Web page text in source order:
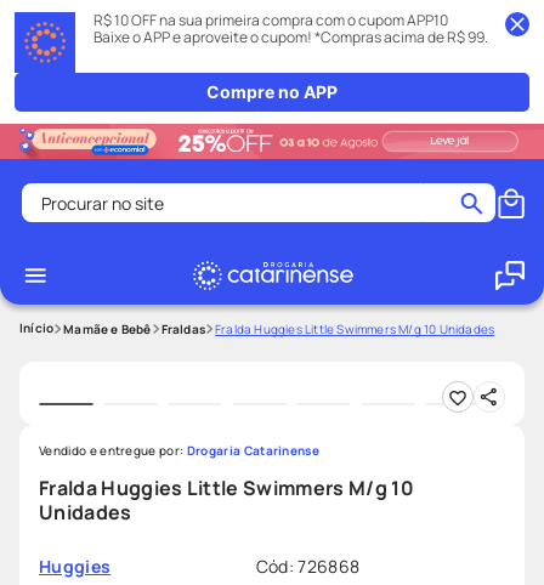
R$ 10 OFF na sua primeira compra com o cupom APP10
Baixe o APP e aproveite o cupom! *Compras acima de R$ 99.
Compre no APP
Procurar no site
1
2º
medley
4º
shampoo
5º
tadalafila
6º
lenço umedecido
7º
ozivy
8º
protetor solar
Mamãe e Bebê Fraldas Fralda Huggies Little Swimmers M/g 10 Unidades
Fralda Huggies Little Swimmers M/g 10
Unidades
Huggies Cód:726868
Vendido e entregue por: Drogaria Catarinense